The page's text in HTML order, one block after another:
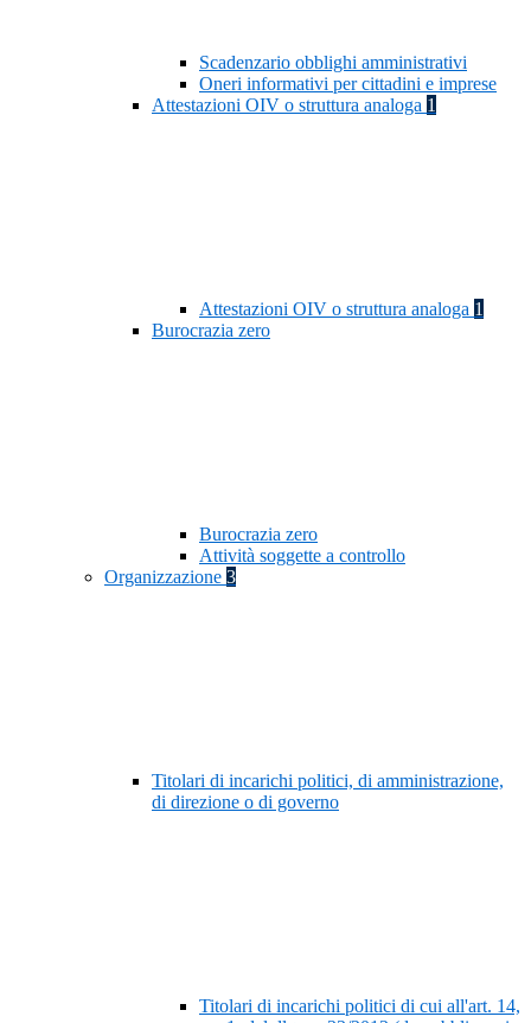
Scadenzario obblighi amministrativi
Oneri informativi per cittadini e imprese
Attestazioni OIV o struttura analoga 1
Attestazioni OIV o struttura analoga 1
Burocrazia zero
Burocrazia zero
Attività soggette a controllo
Organizzazione 3
Titolari di incarichi politici, di amministrazione,
di direzione o di governo
Titolari di incarichi politici di cui all'art. 14,